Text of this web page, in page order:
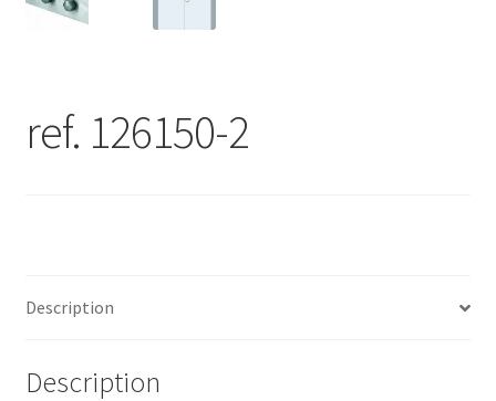
ref. 126150-2
Description
Description